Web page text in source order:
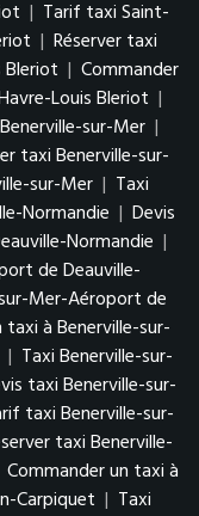
| Tarif taxi Saint-
| Réserver taxi
| Commander
Louis Bleriot |
sur-Mer |
taxi Benerville-sur-
sur-Mer | Taxi
Normandie | Devis
Normandie |
de Deauville-
Mer-Aéroport de
à Benerville-sur-
| Taxi Benerville-sur-
taxi Benerville-sur-
taxi Benerville-sur-
taxi Benerville-
Commander un taxi à
Carpiquet | Taxi